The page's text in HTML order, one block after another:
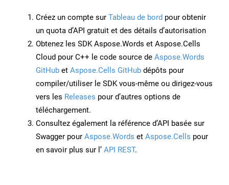
Créez un compte sur Tableau de bord pour obtenir
un quota d’API gratuit et des détails d’autorisation
Obtenez les SDK Aspose.Words et Aspose.Cells
Cloud pour C++ le code source de Aspose.Words
GitHub et Aspose.Cells GitHub dépôts pour
compiler/utiliser le SDK vous-même ou dirigez-vous
vers les Releases pour d’autres options de
téléchargement.
Consultez également la référence d’API basée sur
Swagger pour Aspose.Words et Aspose.Cells pour
en savoir plus sur l’ API REST.